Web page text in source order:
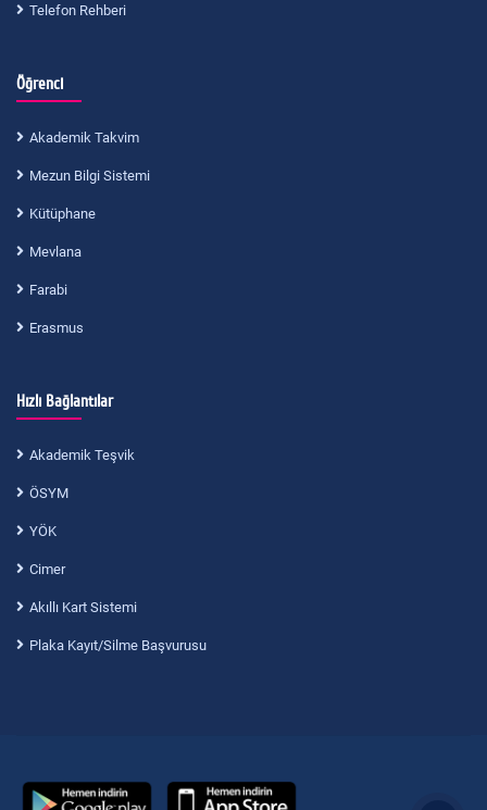
Telefon Rehberi
Öğrenci
Akademik Takvim
Mezun Bilgi Sistemi
Kütüphane
Mevlana
Farabi
Erasmus
Hızlı Bağlantılar
Akademik Teşvik
ÖSYM
YÖK
Cimer
Akıllı Kart Sistemi
Plaka Kayıt/Silme Başvurusu